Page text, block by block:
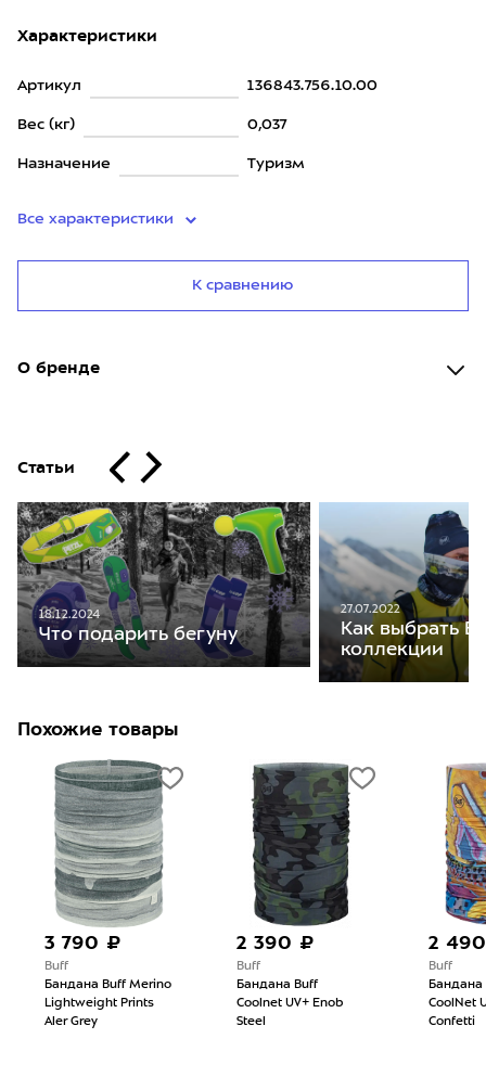
Характеристики
Артикул 136843.756.10.00
Вес (кг) 0,037
Назначение Туризм
Все характеристики
К сравнению
О бренде
Статьи
18.12.2024
Что подарить бегуну
27.07.2022
Как выбрать
коллекции
Похожие товары
3 790 ₽
Buff
Бандана Buff Merino
Lightweight Prints
Aler Grey
2 390 ₽
Buff
Бандана Buff
Coolnet UV+ Enob
Steel
2
Buff
Бандана
CoolNet
Confetti